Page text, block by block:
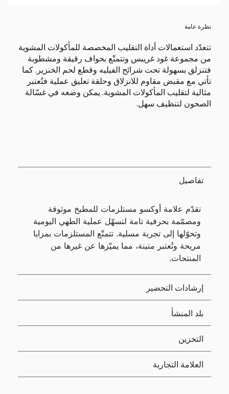
نظرة عامة
تتعدّد استعمالات أداة التقليب المخصصة للمأكولات المشوية
من مجموعة غود غريبس وتتمتّع بحواف رقيقة ومشطوبة
فتنزلق بسهولة تحت شرائح الفيليه وقطع لحم الخنزير. كما
تأتي مع مقبض مقاوم للانزلاق وحلقة تعليق عملية فتُعتبر
مثالية لتقليب المأكولات المشوية. يمكن وضعه في غسّالة
الصحون لتنظيف سهل.
تفاصيل
تقدّم علامة أوكسو مستلزمات للمطبخ موثوقة
ومصمّمة بحرفية تامة لتسهّل عملية الطهي اليومية
وتحوّلها إلى تجربة مسلية. تتمتّع المستلزمات بمزايا
مريحة وتُعتبر متينة، مما يميّزها عن غيرها من
المنتجات.
إرشادات التحضير
بلد المنشأ
التخزين
العلامة التجارية